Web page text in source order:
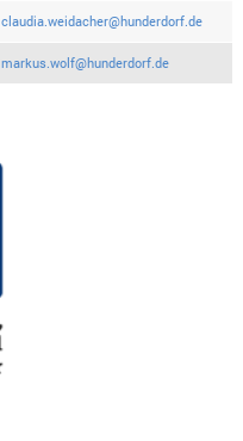
claudia.weidacher@hunderdorf.de
markus.wolf@hunderdorf.de